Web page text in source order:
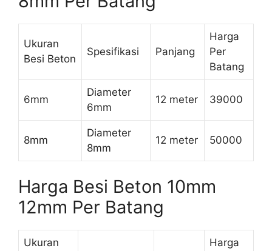
Ukuran
Besi Beton
Spesifikasi Panjang
Harga
Per
Batang
6mm
Diameter
6mm
12 meter 39000
8mm
Diameter
8mm
12 meter 50000
Harga Besi Beton 10mm
12mm Per Batang
Ukuran
Harga